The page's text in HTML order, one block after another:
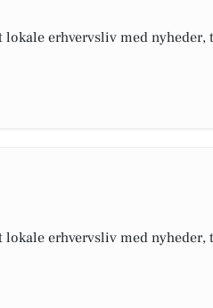
erhvervsliv med
erhvervsliv med